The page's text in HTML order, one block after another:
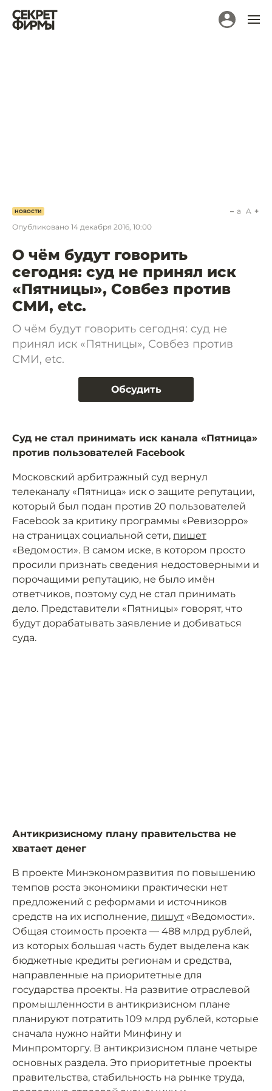
НОВОСТИ
Опубликовано 14 декабря 2016, 10:00
a A
О чём будут говорить
сегодня: суд не принял иск
«Пятницы», Совбез против
СМИ, etc.
О чём будут говорить сегодня: суд не
принял иск «Пятницы», Совбез против
СМИ, etc.
Обсудить
Суд не стал принимать иск канала «Пятница»
против пользователей Facebook
Московский арбитражный суд вернул
телеканалу «Пятница» иск о защите репутации,
который был подан против 20 пользователей
Facebook за критику программы «Ревизорро»
на страницах социальной сети, пишет
«Ведомости». В самом иске, в котором просто
просили признать сведения недостоверными и
порочащими репутацию, не было имён
ответчиков, поэтому суд не стал принимать
дело. Представители «Пятницы» говорят, что
будут дорабатывать заявление и добиваться
суда.
Антикризисному плану правительства не
хватает денег
В проекте Минэкономразвития по повышению
темпов роста экономики практически нет
предложений с реформами и источников
средств на их исполнение, пишут «Ведомости».
Общая стоимость проекта — 488 млрд рублей,
из которых большая часть будет выделена как
бюджетные кредиты регионам и средства,
направленные на приоритетные для
государства проекты. На развитие отраслевой
промышленности в антикризисном плане
планируют потратить 109 млрд рублей, которые
сначала нужно найти Минфину и
Минпромторгу. В антикризисном плане четыре
основных раздела. Это приоритетные проекты
правительства, стабильность на рынке труда,